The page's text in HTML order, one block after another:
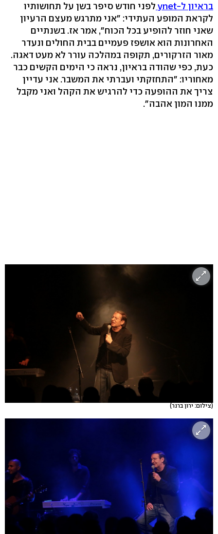
בראיון ל-ynet
לפני חודש סיפר בשן על תחושותיו
לקראת המופע העתידי: "אני מתרגש מעצם הרעיון
שאני חוזר להופיע בכל הכוח", אמר אז. בשנתיים
האחרונות הוא אושפז פעמיים בבית החולים ונעדר
מאור הזרקורים, תקופה במהלכה עורר לא מעט דאגה.
כעת, כפי שהודה בראיון, נראה כי הימים הקשים כבר
מאחוריו: "התחזקתי ועברתי את המשבר. אני עדיין
צריך את ההופעה כדי להרגיש את הקהל ואני מקבל
ממנו המון אהבה".
(צילום: ירון ברנר)